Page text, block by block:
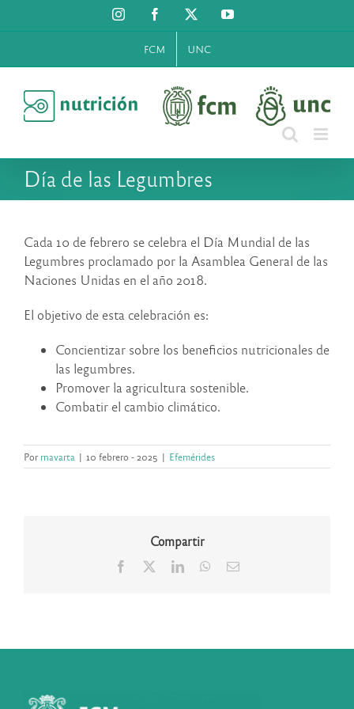
al
InstagramFacebook YouTube
FCM UNC
Día de las Legumbres
Cada 10 de febrero se celebra el Día Mundial de las
Legumbres proclamado por la Asamblea General de las
Naciones Unidas en el año 2018.
El objetivo de esta celebración es:
Concientizar sobre los beneficios nutricionales de
las legumbres.
Promover la agricultura sostenible.
Combatir el cambio climático.
Porrnavarta | 10 febrero - 2025 | Efemérides
Compartir
Facebook LinkedInWhatsApp
Correo